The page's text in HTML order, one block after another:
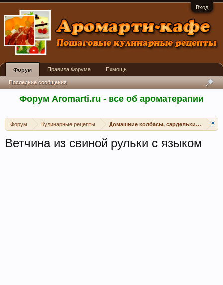
Вход
Форум Aromarti.ru - все об ароматерапии
Форум Кулинарные рецепты Домашние колбасы, сардельки, сосиски
Ветчина из свиной рульки с языком
Форум
Последние сообщения
Правила Форума Помощь